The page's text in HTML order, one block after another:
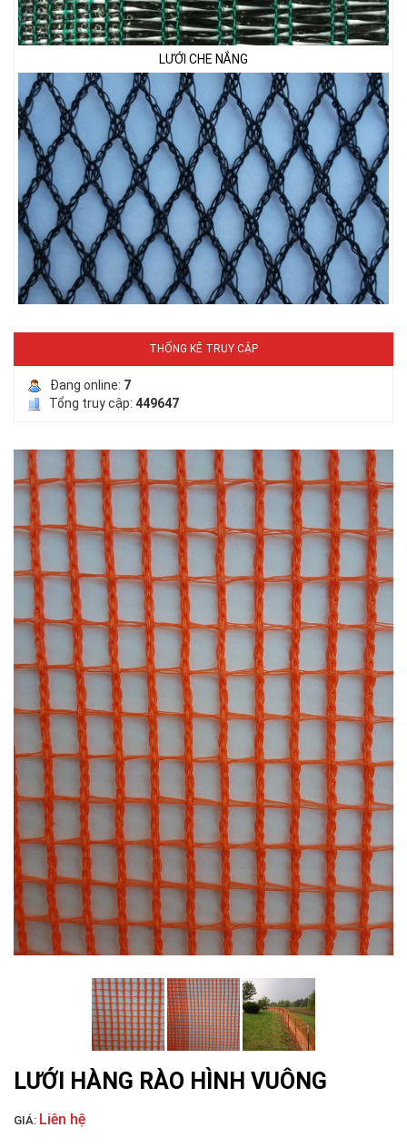
LƯỚI CHE NẮNG
LƯỚI CHẮN CHIM
LƯỚI PHƠI NÔNG SẢN
LƯỚI HÀNG RÀO HÌNH VUÔNG
THỐNG KÊ TRUY CẬP
Đang online: 7
Tổng truy cập: 449647
LƯỚI HÀNG RÀO HÌNH VUÔNG
GIÁ: Liên hệ